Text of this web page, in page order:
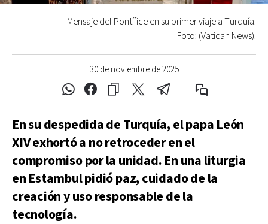
30 de noviembre de 2025
Mensaje del Pontífice en su primer viaje a Turquía.
Foto: (Vatican News).
En su despedida de Turquía, el papa León
XIV exhortó a no retroceder en el
compromiso por la unidad. En una liturgia
en Estambul pidió paz, cuidado de la
creación y uso responsable de la
tecnología.